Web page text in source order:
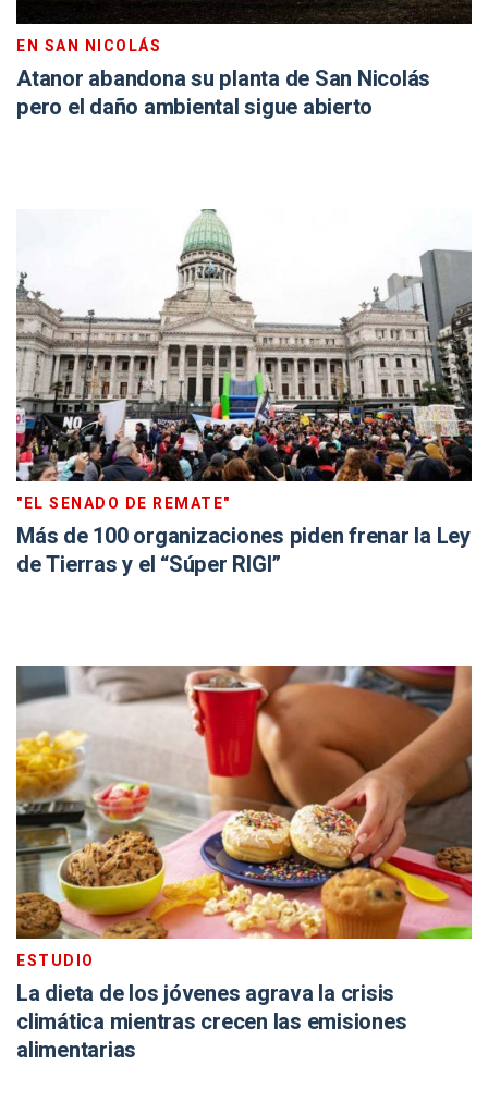
EN SAN NICOLÁS
Atanor abandona su planta de San Nicolás
pero el daño ambiental sigue abierto
"EL SENADO DE REMATE"
Más de 100 organizaciones piden frenar la Ley
de Tierras y el “Súper RIGI”
ESTUDIO
La dieta de los jóvenes agrava la crisis
climática mientras crecen las emisiones
alimentarias